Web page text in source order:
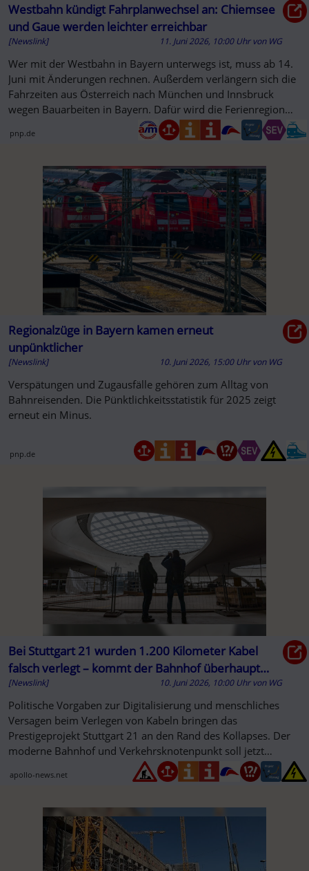
Westbahn kündigt Fahrplanwechsel an: Chiemsee
und Gaue werden leichter erreichbar
[Newslink] 11. Juni 2026, 10:00 Uhr von WG
Wer mit der Westbahn in Bayern unterwegs ist, muss ab 14.
Juni mit Änderungen rechnen. Außerdem verlängern sich die
Fahrzeiten aus Österreich nach München und Innsbruck
wegen Bauarbeiten in Bayern. Dafür wird die Ferienregion
pnp.de
Regionalzüge in Bayern kamen erneut
unpünktlicher
[Newslink] 10. Juni 2026, 15:00 Uhr von WG
Verspätungen und Zugausfälle gehören zum Alltag von
Bahnreisenden. Die Pünktlichkeitsstatistik für 2025 zeigt
erneut ein Minus.
pnp.de
Bei Stuttgart 21 wurden 1.200 Kilometer Kabel
falsch verlegt – kommt der Bahnhof überhaupt
noch? - Apollo News
[Newslink] 10. Juni 2026, 10:00 Uhr von WG
Politische Vorgaben zur Digitalisierung und menschliches
Versagen beim Verlegen von Kabeln bringen das
Prestigeprojekt Stuttgart 21 an den Rand des Kollapses. Der
moderne Bahnhof und Verkehrsknotenpunkt soll jetzt
apollo-news.net